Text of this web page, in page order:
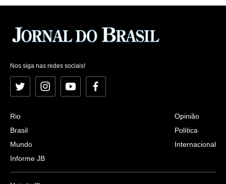
Nos siga nas redes sociais!
Twitter InstagramYouTubeFacebook
Rio
Brasil
Mundo
Informe JB
Opinião
Política
Internacional